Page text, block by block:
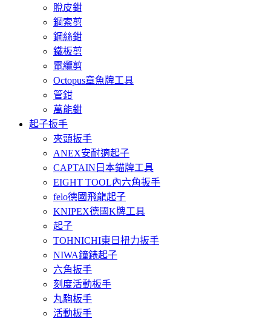
脫皮鉗
鋼索剪
鋼絲鉗
鐵板剪
電纜剪
Octopus章魚牌工具
管鉗
萬能鉗
起子扳手
夾頭扳手
ANEX安耐適起子
CAPTAIN日本錨牌工具
EIGHT TOOL內六角扳手
felo德國飛龍起子
KNIPEX德國K牌工具
起子
TOHNICHI東日扭力扳手
NIWA鐘錶起子
六角扳手
刻度活動板手
丸駒板手
活動板手